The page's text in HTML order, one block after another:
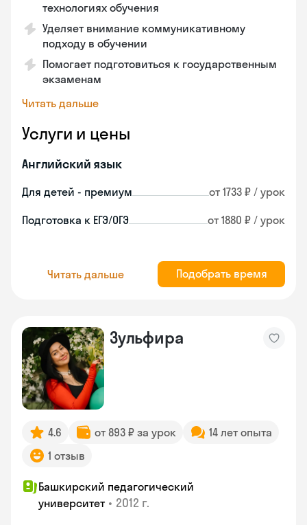
технологиях обучения
Уделяет внимание коммуникативному
подходу в обучении
Помогает подготовиться к государственным
экзаменам
Читать дальше
Услуги и цены
Английский язык
Для детей - премиум от 1733 ₽ / урок
Подготовка к ЕГЭ/ОГЭ от 1880 ₽ / урок
Читать дальше Подобрать время
Зульфира
4.6 от 893 ₽ за урок
14 лет опыта
1 отзыв
Башкирский педагогический
университет • 2012 г.